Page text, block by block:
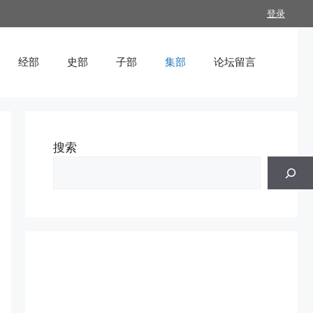
登录
经部 史部 子部 集部 论坛留言
搜索